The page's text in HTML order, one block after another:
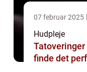
07 februar 2025
Hudpleje
finde det